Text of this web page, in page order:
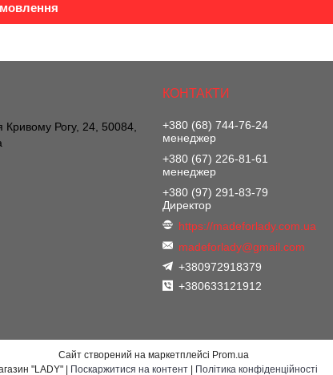
Кривому Рогу, 24, 50084,
+380 (68) 744-76-24
менеджер
+380 (67) 226-81-61
менеджер
+380 (97) 291-83-79
Директор
https://madeforlady.com.ua
madeforlady@gmail.com
+380972918379
+380633121912
Сайт створений на маркетплейсі Prom.ua
Поскаржитися на контент Політика конфіденційності